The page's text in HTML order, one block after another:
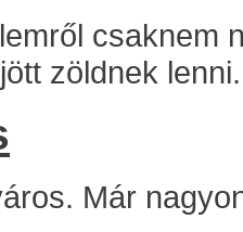
zöldnek lenni.
Már